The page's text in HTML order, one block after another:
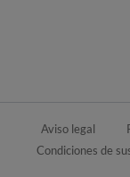
Aviso legal
Condiciones de